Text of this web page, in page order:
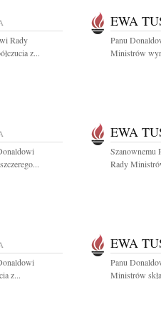
Rady
z...
EWA
Panu
Ministrów
EWA
Szanownemu
Rady
z...
EWA
Panu
Ministrów